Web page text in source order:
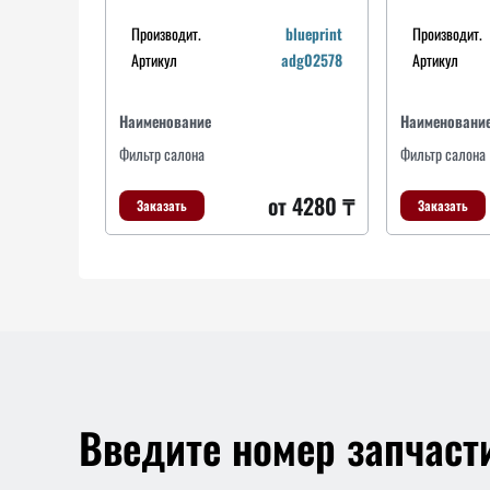
Производит.
blueprint
Артикул
adg02578
Наименование
Фильтр салона
Заказать от 4280 ₸
Производит.
Артикул
Фильтр салона
Заказать
Введите номер